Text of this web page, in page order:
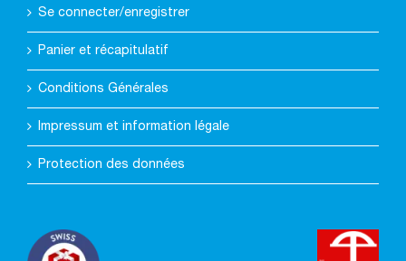
Se connecter/enregistrer
Panier et récapitulatif
Conditions Générales
Impressum et information légale
Protection des données